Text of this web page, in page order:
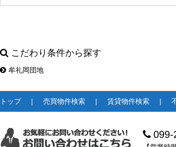
こだわり条件から探す
牟礼岡団地
トップ 売買物件検索 賃貸物件検索
099-